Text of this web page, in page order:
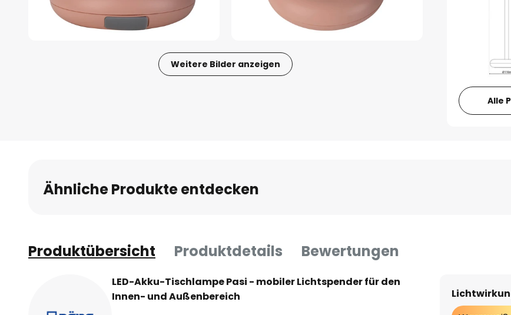
Weitere Bilder anzeigen
Alle
Ähnliche Produkte entdecken
Produktübersicht Produktdetails Bewertungen
LED-Akku-Tischlampe Pasi - mobiler Lichtspender für den
Innen- und Außenbereich